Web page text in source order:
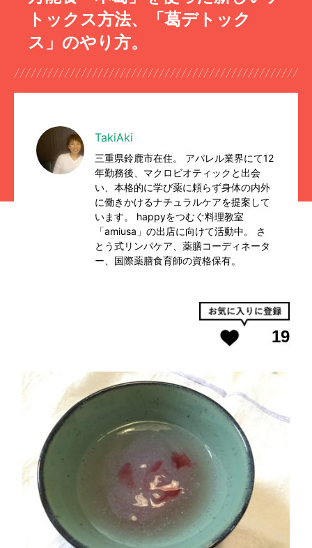
トックス方法、「葛デトック
ス」のやり方。
TakiAki
三重県鈴鹿市在住。 アパレル業界にて12
年勤務後、マクロビオティックと出会
い、本格的に学び薬に頼らず身体の内外
に働きかけるナチュラルケアを提案して
います。 happyをつむぐ料理教室
「amiusa」の出店に向けて活動中。 さ
とう式リンパケア、薬膳コーディネータ
ー、国際薬膳食育師の資格保有。
19